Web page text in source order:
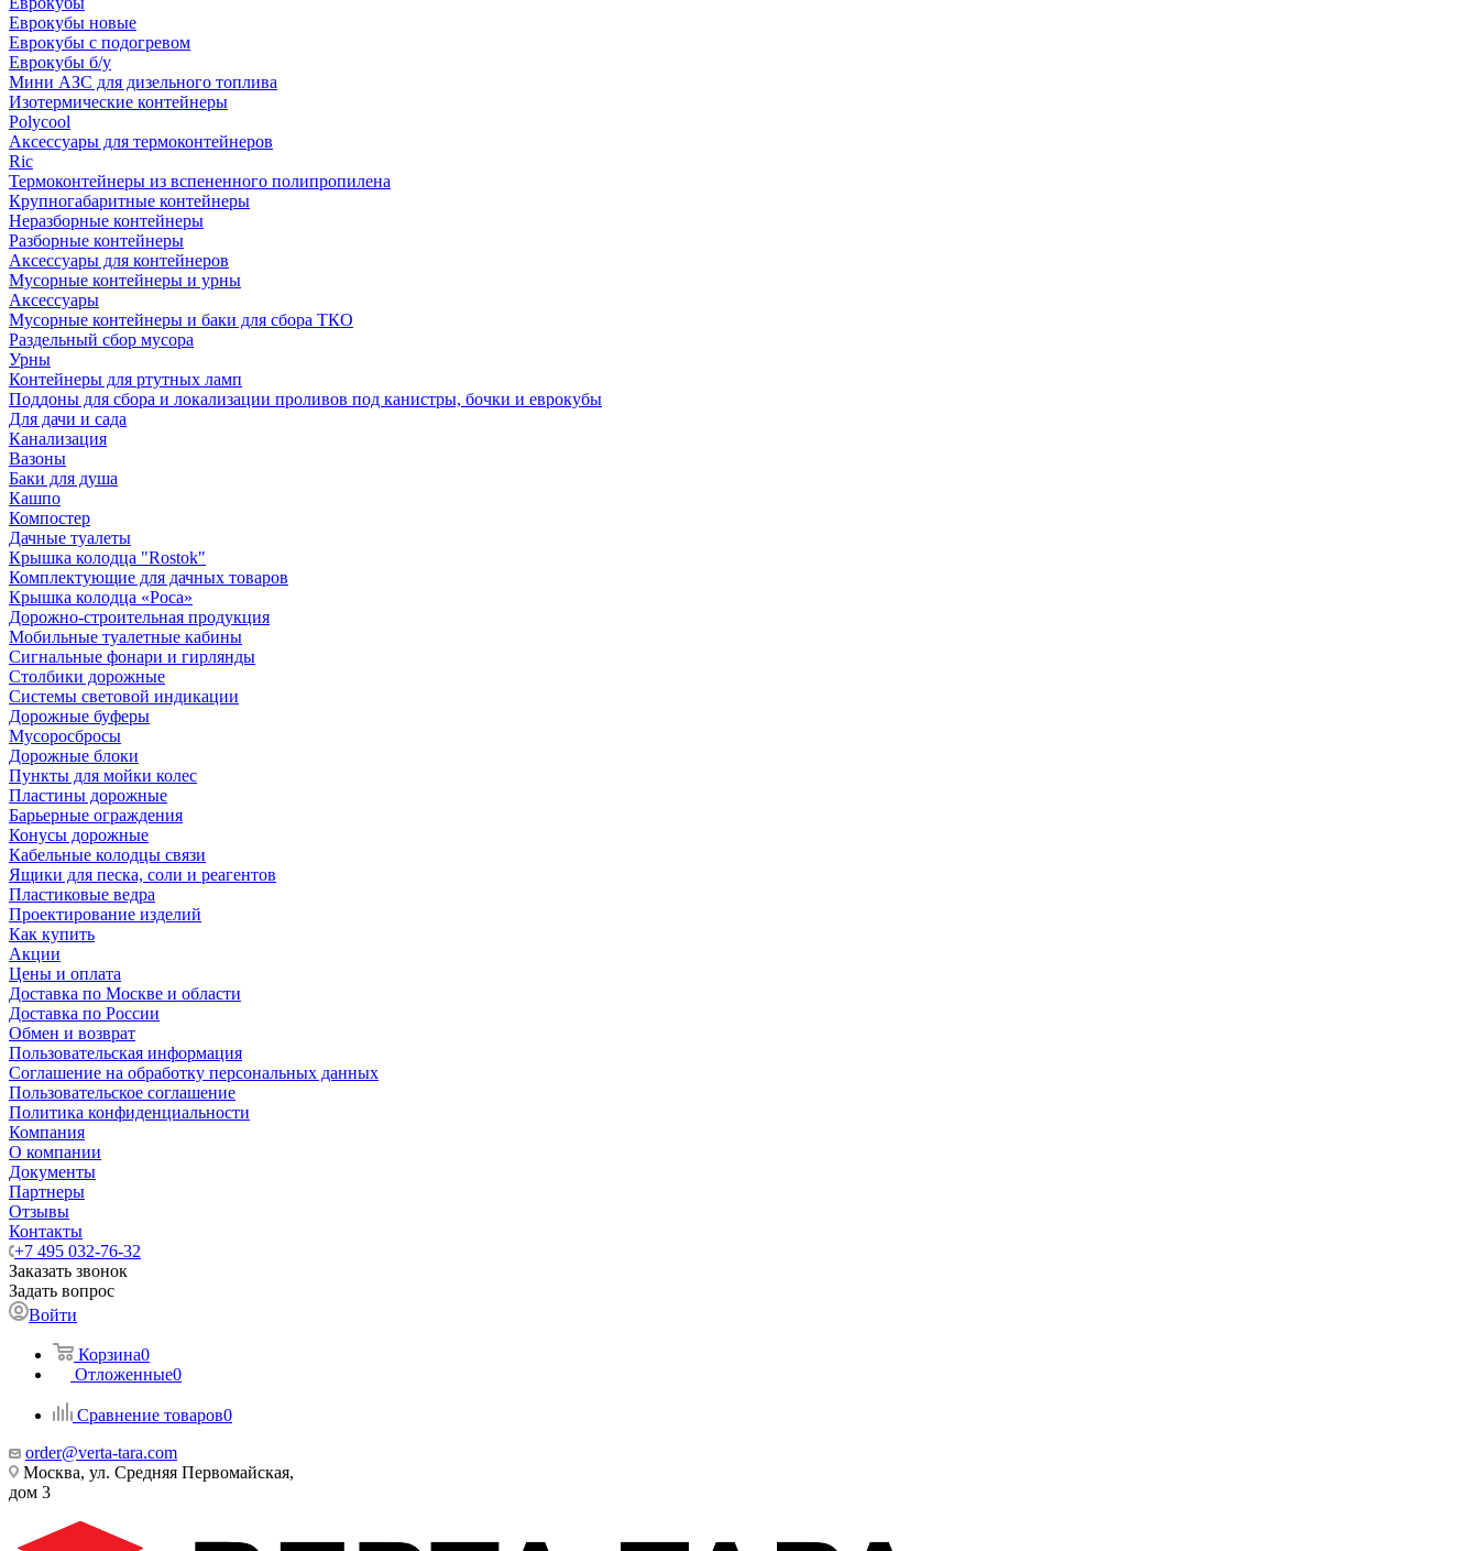
Еврокубы новые
Еврокубы с подогревом
Еврокубы б/у
Мини АЗС для дизельного топлива
Изотермические контейнеры
Polycool
Аксессуары для термоконтейнеров
Ric
Термоконтейнеры из вспененного полипропилена
Крупногабаритные контейнеры
Неразборные контейнеры
Разборные контейнеры
Аксессуары для контейнеров
Мусорные контейнеры и урны
Аксессуары
Мусорные контейнеры и баки для сбора ТКО
Раздельный сбор мусора
Урны
Контейнеры для ртутных ламп
Поддоны для сбора и локализации проливов под канистры, бочки и еврокубы
Для дачи и сада
Канализация
Вазоны
Баки для душа
Кашпо
Компостер
Дачные туалеты
Крышка колодца "Rostok"
Комплектующие для дачных товаров
Крышка колодца «Роса»
Дорожно-строительная продукция
Мобильные туалетные кабины
Сигнальные фонари и гирлянды
Столбики дорожные
Системы световой индикации
Дорожные буферы
Мусоросбросы
Дорожные блоки
Пункты для мойки колес
Пластины дорожные
Барьерные ограждения
Конусы дорожные
Кабельные колодцы связи
Ящики для песка, соли и реагентов
Пластиковые ведра
Проектирование изделий
Как купить
Акции
Цены и оплата
Доставка по Москве и области
Доставка по России
Обмен и возврат
Пользовательская информация
Соглашение на обработку персональных данных
Пользовательское соглашение
Политика конфиденциальности
Компания
О компании
Документы
Партнеры
Отзывы
Контакты
+7 495 032-76-32
Заказать звонок
Задать вопрос
Войти
Корзина0
Отложенные0
Сравнение товаров0
order@verta-tara.com
Москва, ул. Средняя Первомайская,
дом 3